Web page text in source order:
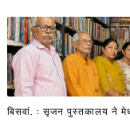
बिसवां. : सृजन पुस्तकालय ने